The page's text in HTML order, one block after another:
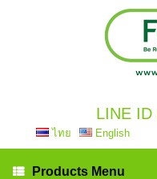
LINE ID
ไทย English
Products Menu